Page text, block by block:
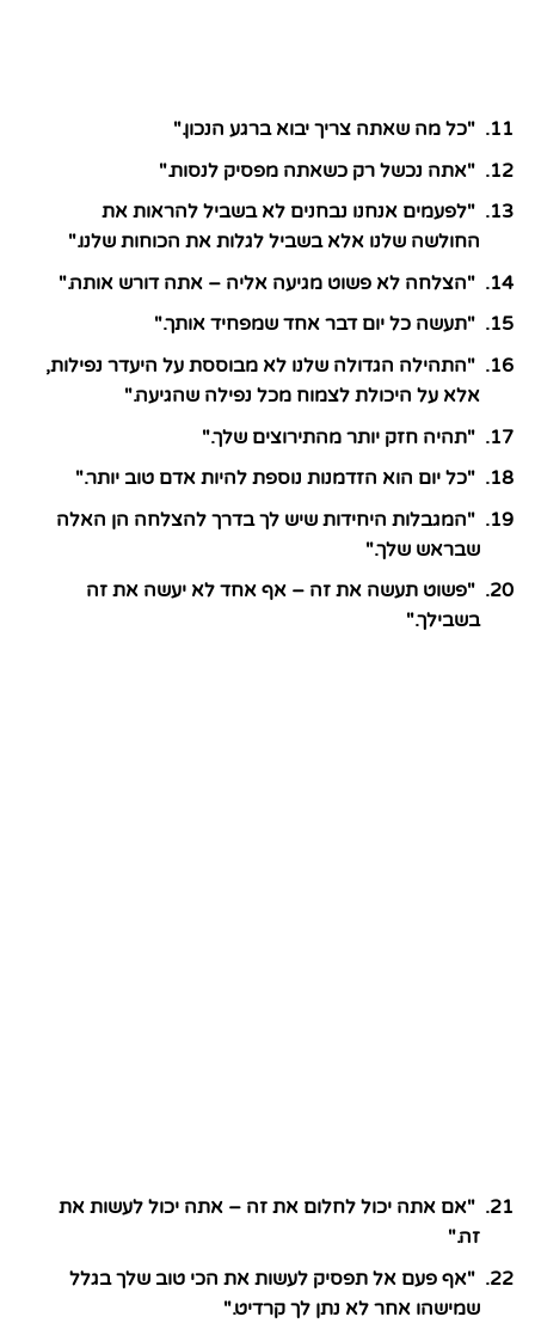
"כל מה שאתה צריך יבוא ברגע הנכון."
"אתה נכשל רק כשאתה מפסיק לנסות."
"לפעמים אנחנו נבחנים לא בשביל להראות את
החולשה שלנו אלא בשביל לגלות את הכוחות שלנו."
"הצלחה לא פשוט מגיעה אליה – אתה דורש אותה."
"תעשה כל יום דבר אחד שמפחיד אותך."
"התהילה הגדולה שלנו לא מבוססת על היעדר נפילות,
אלא על היכולת לצמוח מכל נפילה שהגיעה."
"תהיה חזק יותר מהתירוצים שלך."
"כל יום הוא הזדמנות נוספת להיות אדם טוב יותר."
"המגבלות היחידות שיש לך בדרך להצלחה הן האלה
שבראש שלך."
"פשוט תעשה את זה – אף אחד לא יעשה את זה
בשבילך."
"אם אתה יכול לחלום את זה – אתה יכול לעשות את
זה."
"אף פעם אל תפסיק לעשות את הכי טוב שלך בגלל
שמישהו אחר לא נתן לך קרדיט."